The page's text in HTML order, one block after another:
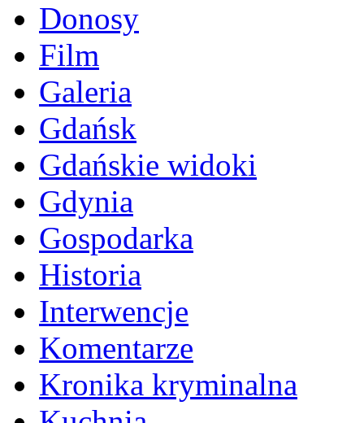
Donosy
Film
Galeria
Gdańsk
Gdańskie widoki
Gdynia
Gospodarka
Historia
Interwencje
Komentarze
Kronika kryminalna